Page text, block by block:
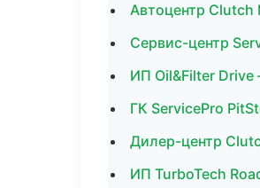
Автоцентр
Сервис-центр
ИП Oil&Filter Drive
ГК ServicePro
Дилер-центр
ИП TurboTech